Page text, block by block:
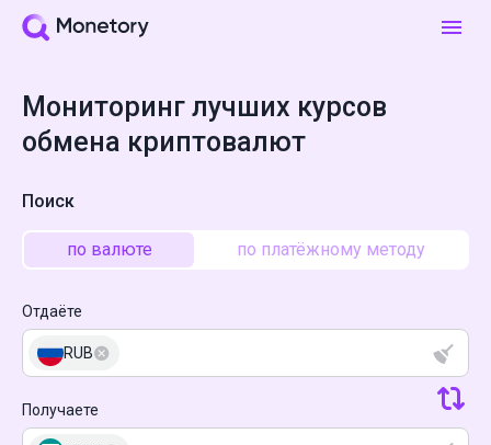
Мониторинг лучших курсов
обмена криптовалют
Поиск
по валюте по платёжному методу
Отдаёте
RUB
Получаете